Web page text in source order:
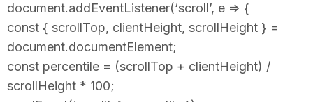
document.addEventListener(‘scroll’, e => {
const { scrollTop, clientHeight, scrollHeight } =
document.documentElement;
const percentile = (scrollTop + clientHeight) /
scrollHeight * 100;